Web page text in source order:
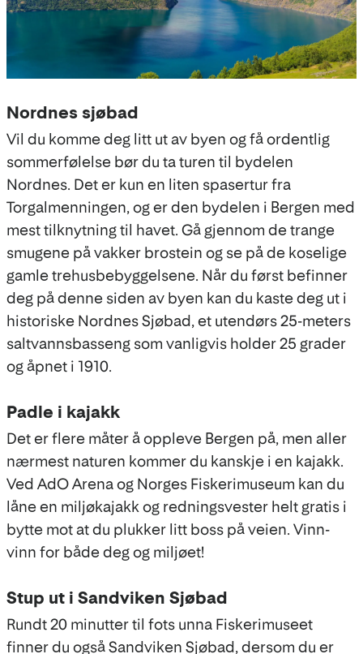
Nordnes sjøbad
Vil du komme deg litt ut av byen og få ordentlig
sommerfølelse bør du ta turen til bydelen
Nordnes. Det er kun en liten spasertur fra
Torgalmenningen, og er den bydelen i Bergen med
mest tilknytning til havet. Gå gjennom de trange
smugene på vakker brostein og se på de koselige
gamle trehusbebyggelsene. Når du først befinner
deg på denne siden av byen kan du kaste deg ut i
historiske Nordnes Sjøbad, et utendørs 25-meters
saltvannsbasseng som vanligvis holder 25 grader
og åpnet i 1910.
Padle i kajakk
Det er flere måter å oppleve Bergen på, men aller
nærmest naturen kommer du kanskje i en kajakk.
Ved AdO Arena og Norges Fiskerimuseum kan du
låne en miljøkajakk og redningsvester helt gratis i
bytte mot at du plukker litt boss på veien. Vinn-
vinn for både deg og miljøet!
Stup ut i Sandviken Sjøbad
Rundt 20 minutter til fots unna Fiskerimuseet
finner du også Sandviken Sjøbad, dersom du er